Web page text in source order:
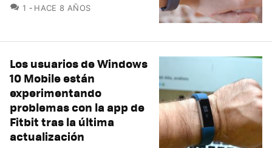
1 COMENTARIOS
HACE 8 AÑOS
Los usuarios de Windows
10 Mobile están
experimentando
problemas con la app de
Fitbit tras la última
actualización